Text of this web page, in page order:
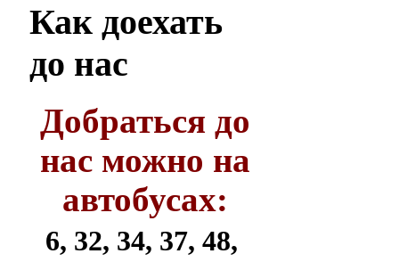
Как доехать
до нас
Добраться до
нас можно на
автобусах:
6, 32, 34, 37, 48,